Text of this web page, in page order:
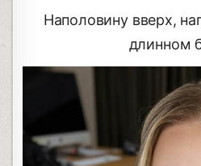
Наполовину вверх,
длинном